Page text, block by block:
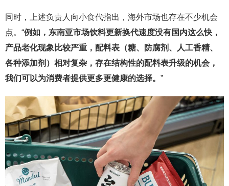
同时，上述负责人向小食代指出，海外市场也存在不少机会
点。“例如，东南亚市场饮料更新换代速度没有国内这么快，
产品老化现象比较严重，配料表（糖、防腐剂、人工香精、
各种添加剂）相对复杂，存在结构性的配料表升级的机会，
我们可以为消费者提供更多更健康的选择。 ”